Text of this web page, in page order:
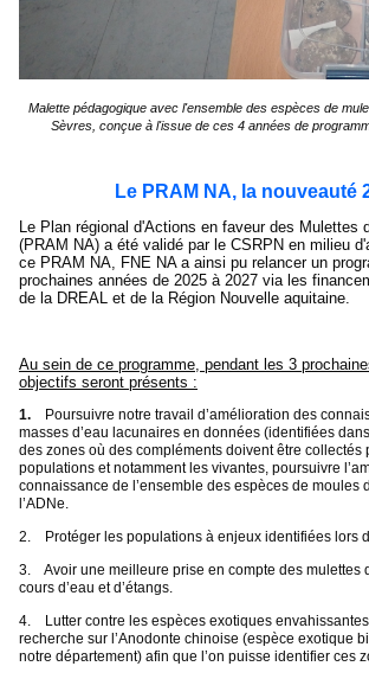
Malette pédagogique avec l'ensemble des espèces de
Sèvres, conçue à l'issue de ces 4 années de
Le PRAM NA, la nouveauté
Le Plan régional d'Actions en faveur des Mulettes
(PRAM NA) a été validé par le CSRPN en milieu
ce PRAM NA, FNE NA a ainsi pu relancer un
prochaines années de 2025 à 2027 via les
de la DREAL et de la Région Nouvelle aquitaine
Au sein de ce programme, pendant les 3
objectifs seront présents :
1.
Poursuivre notre travail d’amélioration des
masses d’eau lacunaires en données (identifiées
des zones où des compléments doivent être collectés
populations et notamment les vivantes, poursuivre
connaissance de l’ensemble des espèces de moules
l’ADNe.
2.
Protéger les populations à enjeux identifiées lors
3. Avoir une meilleure prise en compte des mulettes
cours d’eau et d’étangs.
4. Lutter contre les espèces exotiques
recherche sur l’Anodonte chinoise (espèce exotique
notre département) afin que l’on puisse identifier ces